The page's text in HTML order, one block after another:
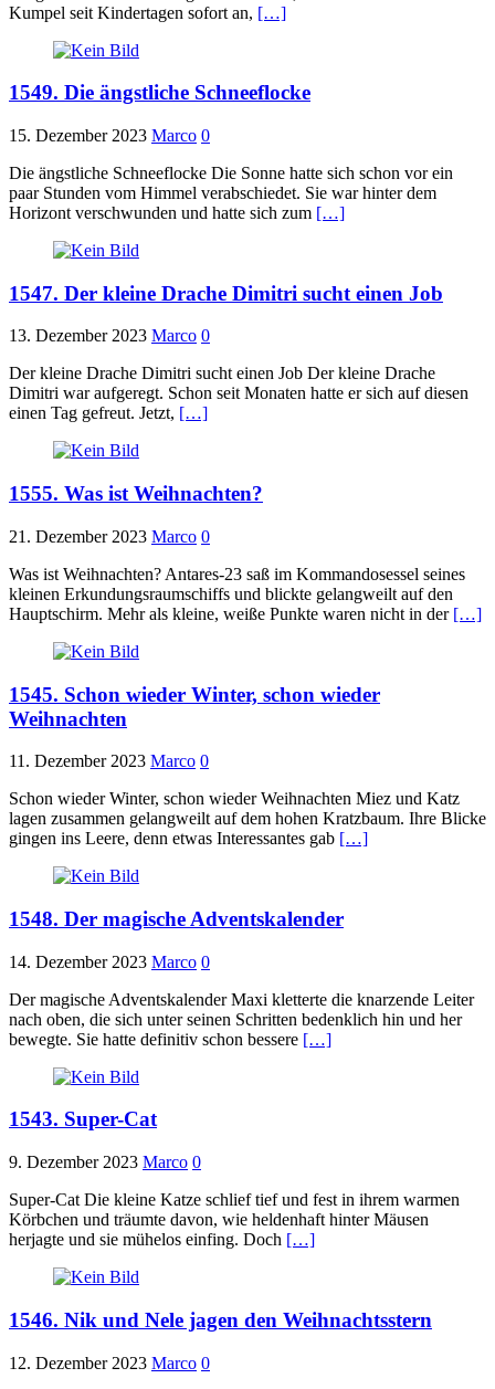
Kumpel seit Kindertagen sofort an, […]
1549. Die ängstliche Schneeflocke
15. Dezember 2023 Marco 0
Die ängstliche Schneeflocke Die Sonne hatte sich schon vor ein
paar Stunden vom Himmel verabschiedet. Sie war hinter dem
Horizont verschwunden und hatte sich zum […]
1547. Der kleine Drache Dimitri sucht einen Job
13. Dezember 2023 Marco 0
Der kleine Drache Dimitri sucht einen Job Der kleine Drache
Dimitri war aufgeregt. Schon seit Monaten hatte er sich auf diesen
einen Tag gefreut. Jetzt, […]
1555. Was ist Weihnachten?
21. Dezember 2023 Marco 0
Was ist Weihnachten? Antares-23 saß im Kommandosessel seines
kleinen Erkundungsraumschiffs und blickte gelangweilt auf den
Hauptschirm. Mehr als kleine, weiße Punkte waren nicht in der […]
1545. Schon wieder Winter, schon wieder
Weihnachten
11. Dezember 2023 Marco 0
Schon wieder Winter, schon wieder Weihnachten Miez und Katz
lagen zusammen gelangweilt auf dem hohen Kratzbaum. Ihre Blicke
gingen ins Leere, denn etwas Interessantes gab […]
1548. Der magische Adventskalender
14. Dezember 2023 Marco 0
Der magische Adventskalender Maxi kletterte die knarzende Leiter
nach oben, die sich unter seinen Schritten bedenklich hin und her
bewegte. Sie hatte definitiv schon bessere […]
1543. Super-Cat
9. Dezember 2023 Marco 0
Super-Cat Die kleine Katze schlief tief und fest in ihrem warmen
Körbchen und träumte davon, wie heldenhaft hinter Mäusen
herjagte und sie mühelos einfing. Doch […]
1546. Nik und Nele jagen den Weihnachtsstern
12. Dezember 2023 Marco 0